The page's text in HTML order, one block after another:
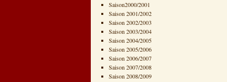
Saison2000/2001
Saison 2001/2002
Saison 2002/2003
Saison 2003/2004
Saison 2004/2005
Saison 2005/2006
Saison 2006/2007
Saison 2007/2008
Saison 2008/2009